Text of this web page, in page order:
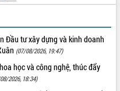
Đầu tư xây dựng và kinh doanh
(07/08/2026, 19:47)
học và công nghệ, thúc đẩy
2026, 18:34)